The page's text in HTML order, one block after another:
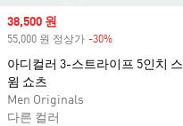
Sale price
38,500 원
55,000 원 정상가 -30%
아디컬러 3-스트라이프 5인치 스
윔 쇼츠
Men Originals
다른 컬러